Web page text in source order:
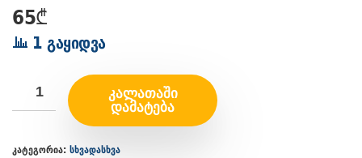
65₾
1 გაყიდვა
ᲙᲐᲚᲐᲗᲐᲨᲘ
ᲓᲐᲛᲐᲢᲔᲑᲐ
კატეგორია: სხვადასხვა